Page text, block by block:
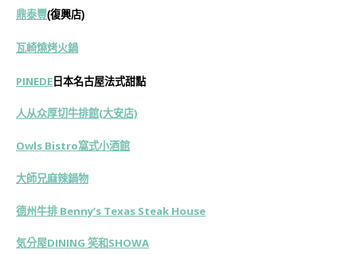
鼎泰豐(復興店)
瓦崎燒烤火鍋
PINEDE日本名古屋法式甜點
人从众厚切牛排館(大安店)
Owls Bistro窩式小酒館
大師兄麻辣鍋物
德州牛排 Benny’s Texas Steak House
気分屋DINING 笑和SHOWA